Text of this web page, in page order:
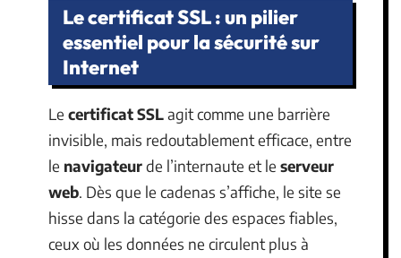
Le certificat SSL : un pilier
essentiel pour la sécurité sur
Internet
Le certificat SSLagit comme une barrière
invisible, mais redoutablement efficace, entre
le navigateurde l’internaute et le serveur
web. Dès que le cadenas s’affiche, le site se
hisse dans la catégorie des espaces fiables,
ceux où les données ne circulent plus à